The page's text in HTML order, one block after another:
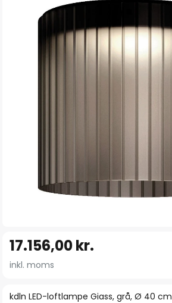
billedgalleriet
starten
billedgalleriet
kdln LED-loftlampe Giass, grå, Ø 40 cm
17.156,00 kr.
inkl. moms